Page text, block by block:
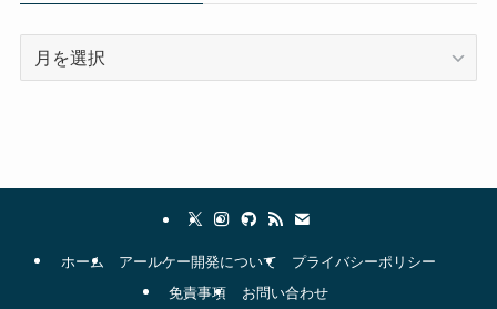
ホーム アールケー開発について
プライバシーポリシー
免責事項
お問い合わせ